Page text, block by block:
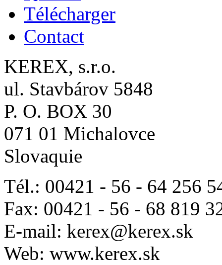
Télécharger
Contact
KEREX, s.r.o.
ul. Stavbárov 5848
P. O. BOX 30
071 01 Michalovce
Slovaquie
Tél.: 00421 - 56 - 64 256
Fax: 00421 - 56 - 68 819
E-mail: kerex@kerex.sk
Web: www.kerex.sk